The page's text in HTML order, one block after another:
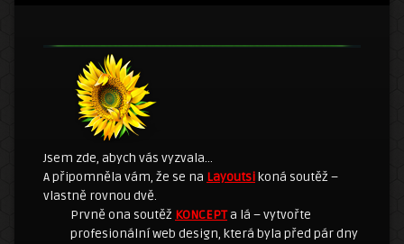
Jsem zde, abych vás vyzvala…
A připomněla vám, že se na Layoutsikoná soutěž –
vlastně rovnou dvě.
Prvně ona soutěž KONCEPTa lá – vytvořte
profesionální web design, která byla před pár dny